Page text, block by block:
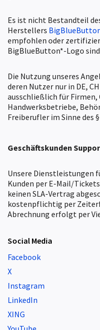
Es ist nicht Bestandteil
Herstellers
empfohlen oder
BigBlueButton*-Logo
Die Nutzung unseres
deren Nutzer nur in DE,
ausschließlich für Firmen,
Handwerksbetriebe,
Freiberufler im Sinne des
Geschäftskunden
Unsere Dienstleistungen
Kunden per E-Mail/
keinen SLA-Vertrag
kostenpflichtig per
Abrechnung erfolgt per
Social Media
Facebook
X
Instagram
LinkedIn
XING